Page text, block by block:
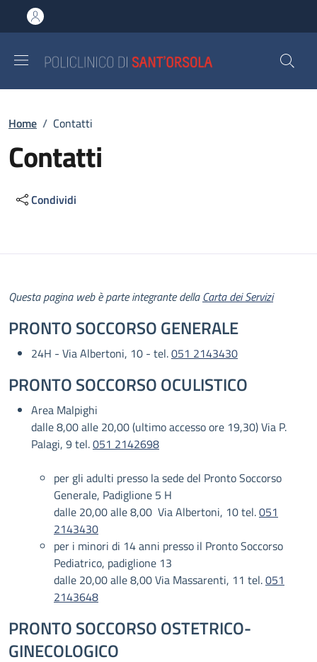
al contenuto principale
to footer content
Briciole di pane
Home / Contatti
Contatti
Condividi
Descrizione
Questa pagina web è parte integrante dellaCarta dei Servizi
PRONTO SOCCORSO GENERALE
24H - Via Albertoni, 10 - tel.051 2143430
PRONTO SOCCORSO OCULISTICO
Area Malpighi
dalle 8,00 alle 20,00 (ultimo accesso ore 19,30) Via P.
Palagi, 9 tel.051 2142698
per gli adulti presso la sede del Pronto Soccorso
Generale, Padiglione 5 H
dalle 20,00 alle 8,00 Via Albertoni, 10 tel.051
2143430
per i minori di 14 anni presso il Pronto Soccorso
Pediatrico, padiglione 13
dalle 20,00 alle 8,00 Via Massarenti, 11 tel.051
2143648
PRONTO SOCCORSO OSTETRICO-
GINECOLOGICO